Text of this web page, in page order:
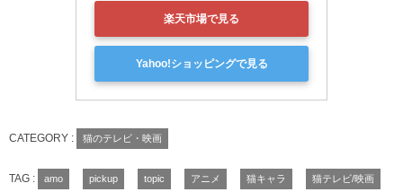
楽天市場で見る
Yahoo!ショッピングで見る
CATEGORY : 猫のテレビ・映画
TAG : amo pickup topic アニメ 猫キャラ 猫テレビ/映画